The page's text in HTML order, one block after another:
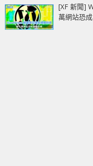
[XF 新聞]
萬網站恐